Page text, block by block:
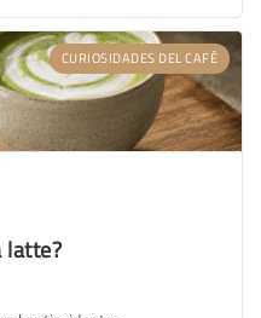
CURIOSIDADES DEL CAFÉ
latte?